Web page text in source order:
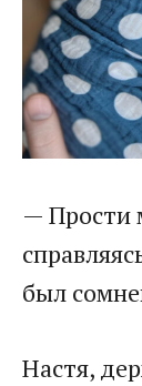
— Прости
был
Настя,